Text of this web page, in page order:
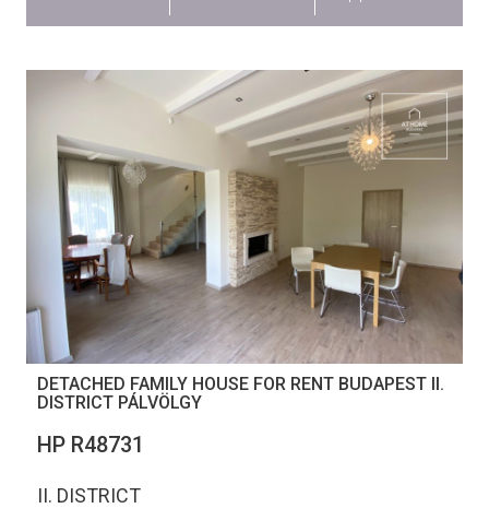
DETACHED FAMILY HOUSE FOR RENT BUDAPEST II.
DISTRICT PÁLVÖLGY
НР R48731
II. DISTRICT